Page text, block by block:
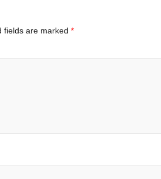
fields are marked*